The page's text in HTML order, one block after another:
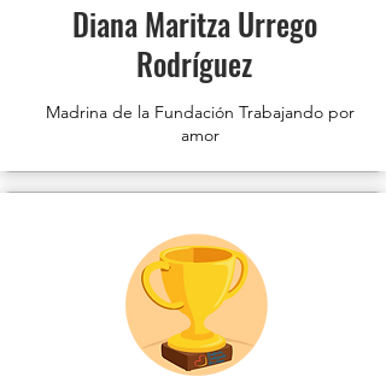
Diana Maritza Urrego
Rodríguez
Madrina de la Fundación Trabajando por
amor